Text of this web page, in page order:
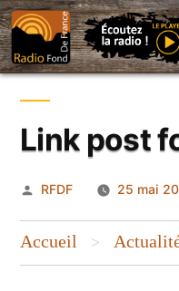
Aller
au
contenu
Link post
Publié
RFDF 25 mai
Accueil >